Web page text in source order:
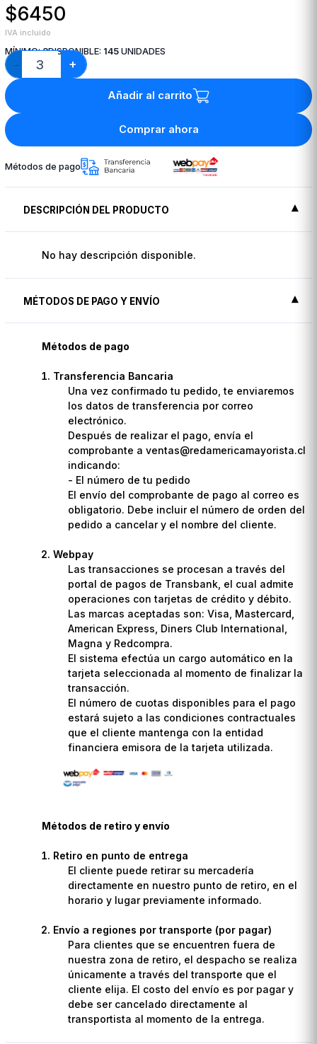
$6450
IVA incluido
MÍNIMO:3DISPONIBLE: 145 UNIDADES
− +
Añadir al carrito
Comprar ahora
Métodos de pago
DESCRIPCIÓN DEL PRODUCTO
No hay descripción disponible.
MÉTODOS DE PAGO Y ENVÍO
Métodos de pago
Transferencia Bancaria
Una vez confirmado tu pedido, te enviaremos
los datos de transferencia por correo
electrónico.
Después de realizar el pago, envía el
comprobante a ventas@redamericamayorista.cl
indicando:
- El número de tu pedido
El envío del comprobante de pago al correo es
obligatorio. Debe incluir el número de orden del
pedido a cancelar y el nombre del cliente.
Webpay
Las transacciones se procesan a través del
portal de pagos de Transbank, el cual admite
operaciones con tarjetas de crédito y débito.
Las marcas aceptadas son: Visa, Mastercard,
American Express, Diners Club International,
Magna y Redcompra.
El sistema efectúa un cargo automático en la
tarjeta seleccionada al momento de finalizar la
transacción.
El número de cuotas disponibles para el pago
estará sujeto a las condiciones contractuales
que el cliente mantenga con la entidad
financiera emisora de la tarjeta utilizada.
Métodos de retiro y envío
Retiro en punto de entrega
El cliente puede retirar su mercadería
directamente en nuestro punto de retiro, en el
horario y lugar previamente informado.
Envío a regiones por transporte (por pagar)
Para clientes que se encuentren fuera de
nuestra zona de retiro, el despacho se realiza
únicamente a través del transporte que el
cliente elija. El costo del envío es por pagar y
debe ser cancelado directamente al
transportista al momento de la entrega.